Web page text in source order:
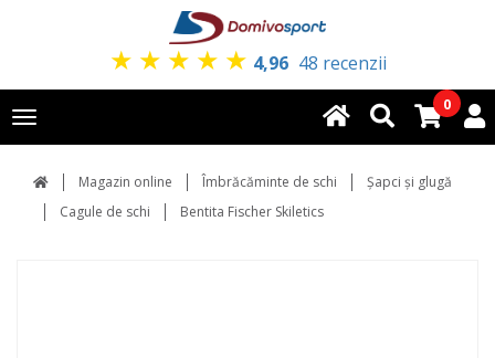
★ ★ ★ ★ ★ 4,96 48 recenzii
Toggle
navigation
0
Magazin online Îmbrăcăminte de schi
Şapci şi glugă
Cagule de schi
Bentita Fischer Skiletics